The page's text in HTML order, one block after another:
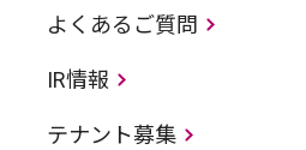
よくあるご質問
IR情報
テナント募集